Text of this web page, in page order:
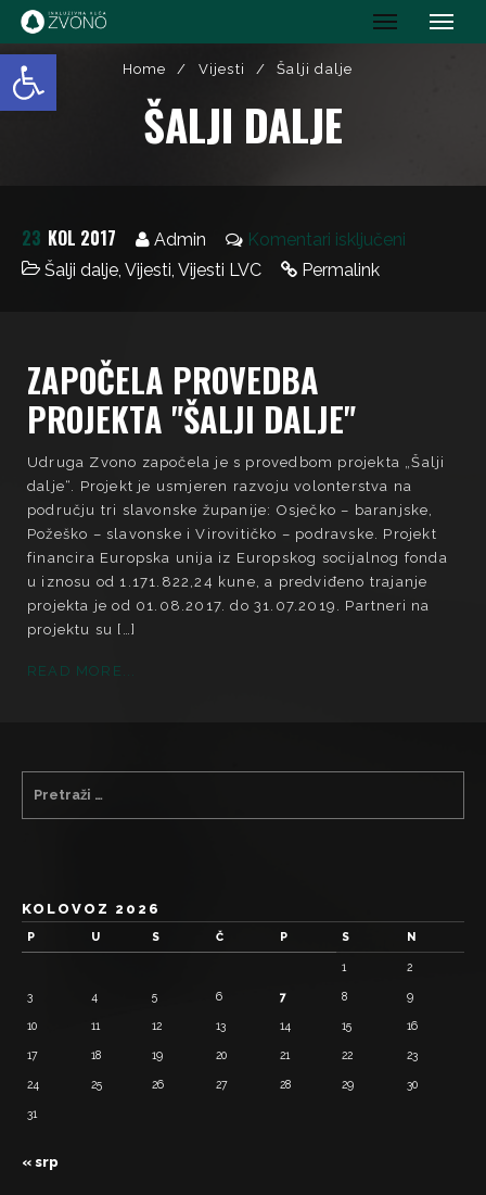
Open toolbar IK Zvono
Home / Vijesti / Šalji dalje
ŠALJI DALJE
23 KOL 2017 Admin
Komentari isključeni
Šalji dalje, Vijesti, Vijesti LVC Permalink
ZAPOČELA PROVEDBA
PROJEKTA "ŠALJI DALJE"
Udruga Zvono započela je s provedbom projekta „Šalji
dalje“. Projekt je usmjeren razvoju volonterstva na
području tri slavonske županije: Osječko – baranjske,
Požeško – slavonske i Virovitičko – podravske. Projekt
financira Europska unija iz Europskog socijalnog fonda
u iznosu od 1.171.822,24 kune, a predviđeno trajanje
projekta je od 01.08.2017. do 31.07.2019. Partneri na
projektu su […]
READ MORE...
KOLOVOZ 2026
P U S Č P S N
1 2
3 4 5 6 7 8 9
10 11 12 13 14 15 16
17 18 19 20 21 22 23
24 25 26 27 28 29 30
31
« srp